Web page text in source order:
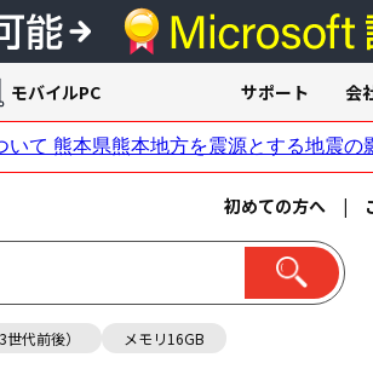
初めての方へ |
代前後） メモリ16GB
モバイルPC サポート 会